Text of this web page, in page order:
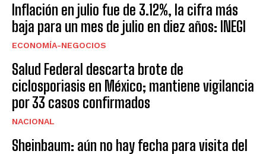
Inflación en julio fue de 3.12%, la cifra más
baja para un mes de julio en diez años: INEGI
ECONOMÍA-NEGOCIOS
Salud Federal descarta brote de
ciclosporiasis en México; mantiene vigilancia
por 33 casos confirmados
NACIONAL
Sheinbaum: aún no hay fecha para visita del